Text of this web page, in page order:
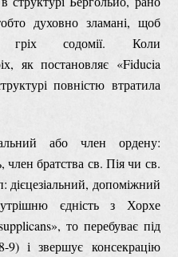
духовно зламані, щоб
гріх содомії. Коли
як постановляє «Fiducia
повністю втратила
або член ордену:
член братства св. Пія чи св.
дієцезіальний, допоміжний
єдність з Хорхе
то перебуває під
і звершує консекрацію